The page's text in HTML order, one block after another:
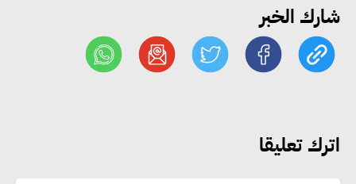
شارك الخبر
اترك تعليقا
مصر والبرازيل تبحثان تعزيز